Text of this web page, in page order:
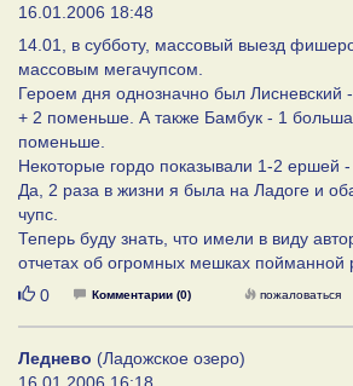
16.01.2006 18:48
14.01, в субботу, массовый выезд
массовым мегачупсом.
Героем дня однозначно был Лисневский
+ 2 поменьше. А также Бамбук - 1
поменьше.
Некоторые гордо показывали 1-2 ершей
Да, 2 раза в жизни я была на Ладоге и
чупс.
Теперь буду знать, что имели в виду
отчетах об огромных мешках пойманной
Нравится
0 Комментарии (0) пожаловаться
Леднево (Ладожское озеро)
16.01.2006 16:18